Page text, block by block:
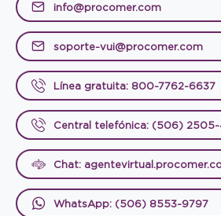
info@procomer.com
soporte-vui@procomer.com
Línea gratuita: 800-7762-6637
Central telefónica: (506)
Chat:
WhatsApp: (506) 8553-9797